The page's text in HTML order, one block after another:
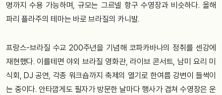
명까지 수용 가능하며, 규모는 그르넬 항구 수영장과 비슷하다. 올해
파리 플라주의 테마는 바로 브라질의 카니발.
프랑스-브라질 수교 200주년을 기념해 코파카바나의 정취를 센강에
재현했다. 이를테면 야외 브라질 영화관, 라이브 콘서트, 남미 요리 미
식회, DJ 공연, 각종 워크숍까지 축제의 열기로 한여름 강변이 들썩이
는 중이다. 안타깝게도 필자가 방문한 날마다 행사가 겹쳐 수영장은 운